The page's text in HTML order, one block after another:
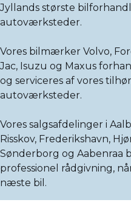
Jyllands største
autoværksteder.
Vores bilmærker Volvo,
Jac, Isuzu og Maxus
og serviceres af vores
autoværksteder.
Vores salgsafdelinger i
Risskov, Frederikshavn,
Sønderborg og Aabenraa
professionel rådgivning,
næste bil.